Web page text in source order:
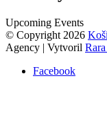
Upcoming Events
© Copyright 2026
Agency | Vytvoril
Facebook